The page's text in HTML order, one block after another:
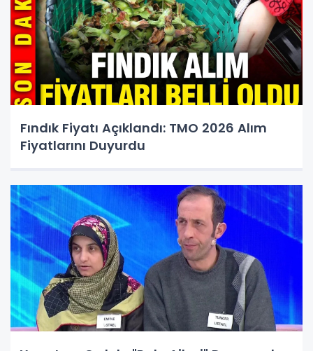
Fındık Fiyatı Açıklandı: TMO 2026 Alım
Fiyatlarını Duyurdu